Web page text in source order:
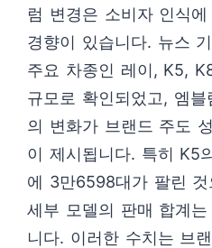
럼 변경은 소비자 인식
경향이 있습니다. 뉴스
주요 차종인 레이, K5,
규모로 확인되었고, 엠
의 변화가 브랜드 주도
이 제시됩니다. 특히 K5
에 3만6598대가 팔린
세부 모델의 판매 합계
니다. 이러한 수치는 브